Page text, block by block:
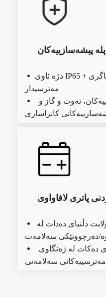
پیشەسازییەکان
 دژە ئاوی IP65 + دژە ئاگری UL94 بۆ بەکارهێنانی
مەترسیدار

کانزاسازی
پاتری لافاواوی
 چاودێریکردنی ئاستی ئەلکترۆلایت دڵنیای دەدات لە
دەرچوونێکی سەلامەت

سەلامەتی